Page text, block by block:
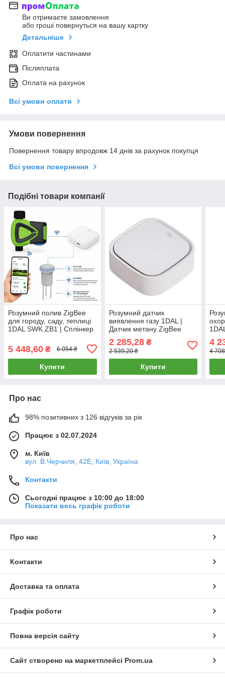
Ви отримаєте замовлення
або гроші повернуться на вашу картку
Детальніше
Оплатити частинами
Післяплата
Оплата на рахунок
Всі умови оплати
Умови повернення
Повернення товару впродовж 14 днів за рахунок покупця
Всі умови повернення
Подібні товари компанії
Розумний полив ZigBee
для городу, саду, теплиці
1DAL SWK.ZB1 | Сплінкер
(1шт) + Хаб
5 448,60 ₴ 6 054 ₴
Купити
Розумний датчик
виявлення газу 1DAL |
Датчик метану ZigBee
2 285,28₴
2 539,20 ₴
Купити
4
4
Про нас
98% позитивних з 126 відгуків за рік
Працює з 02.07.2024
м. Київ
вул. В.Черчиля, 42Е, Київ, Україна
Контакти
Сьогодні працює з 10:00 до 18:00
Показати весь графік роботи
Про нас
Контакти
Доставка та оплата
Графік роботи
Повна версія сайту
Сайт створено на маркетплейсі Prom.ua